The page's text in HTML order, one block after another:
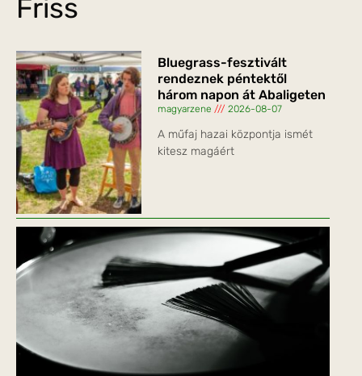
Friss
Bluegrass-fesztivált
rendeznek péntektől
három napon át Abaligeten
magyarzene 2026-08-07
A műfaj hazai központja ismét
kitesz magáért